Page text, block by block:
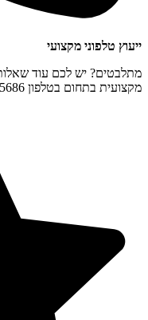
ייעוץ טלפוני מקצועי
מתלבטים? יש לכם עוד
מקצועית בתחום בטלפון 09-9555686